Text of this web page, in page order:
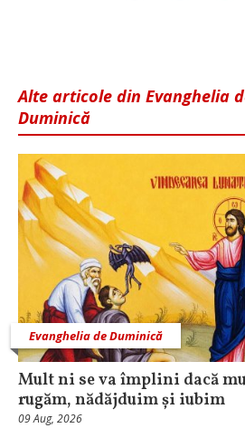
Alte articole din Evanghelia
Duminică
Evanghelia de Duminică
Mult ni se va împlini dacă
rugăm, nădăjduim și iubim
09 Aug, 2026